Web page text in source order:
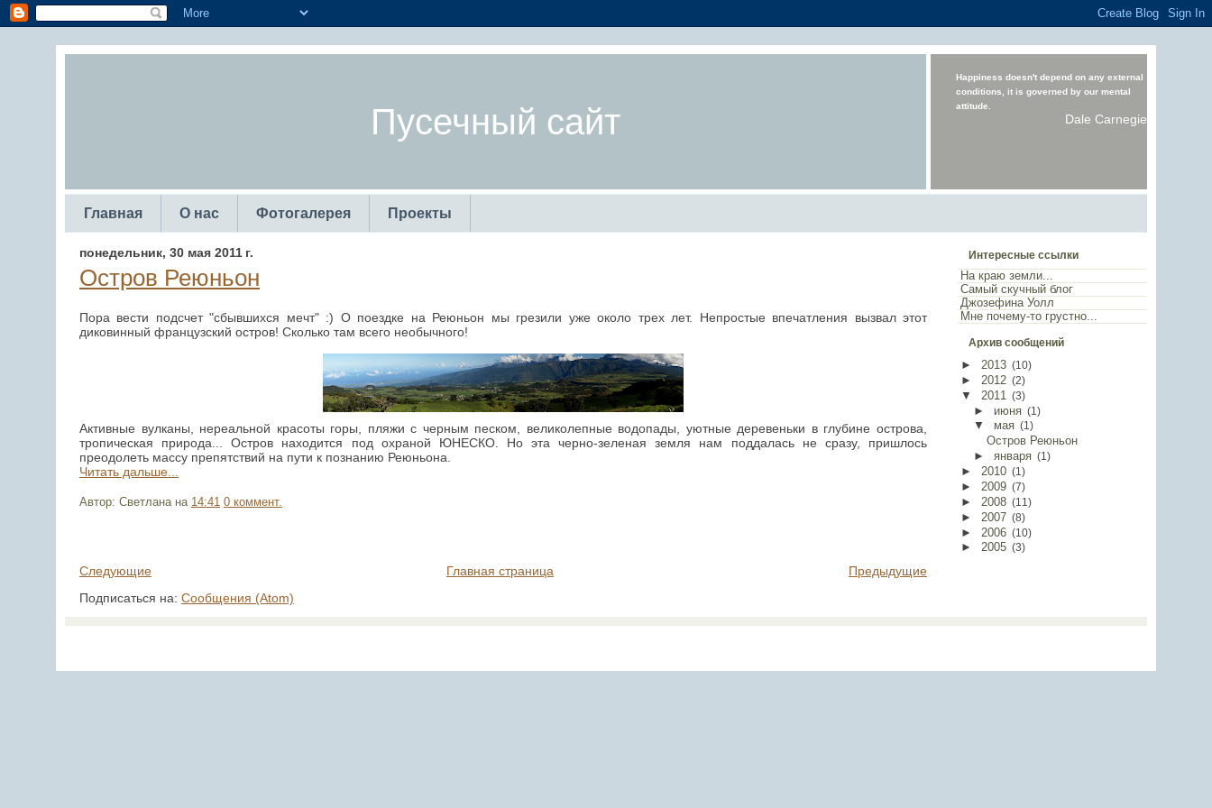
Пусечный сайт
Happiness doesn't depend on any external
conditions, it is governed by our mental
attitude.
Dale Carnegie
Главная О нас Фотогалерея Проекты
понедельник, 30 мая 2011 г.
Остров Реюньон
Пора вести подсчет "сбывшихся мечт" :) О поездке на Реюньон мы грезили уже около трех лет. Непростые впечатления вызвал этот
диковинный французский остров! Сколько там всего необычного!
Активные вулканы, нереальной красоты горы, пляжи с черным песком, великолепные водопады, уютные деревеньки в глубине острова,
тропическая природа... Остров находится под охраной ЮНЕСКО. Но эта черно-зеленая земля нам поддалась не сразу, пришлось
преодолеть массу препятствий на пути к познанию Реюньона.
Читать дальше...
Автор: Светлана на 14:41 0 коммент.
Следующие Предыдущие
Главная страница
Подписаться на: Сообщения (Atom)
Интересные ссылки
На краю земли...
Самый скучный блог
Джозефина Уолл
Мне почему-то грустно...
Архив сообщений
► 2013 (10)
► 2012 (2)
▼ 2011 (3)
► июня (1 )
▼ мая (1 )
Остров Реюньон
►
января (1 )
► 2010 (1 )
► 2009 (7)
► 2008 (11 )
► 2007 (8)
► 2006 (10)
► 2005 (3)